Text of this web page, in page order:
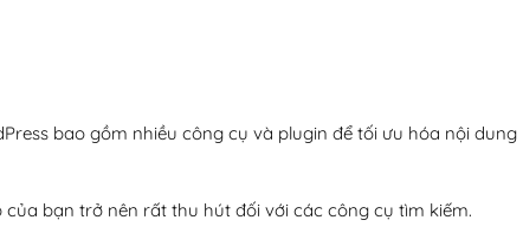
bao gồm nhiều công cụ và plugin để tối ưu hóa nội dung
bạn trở nên rất thu hút đối với các công cụ tìm kiếm.